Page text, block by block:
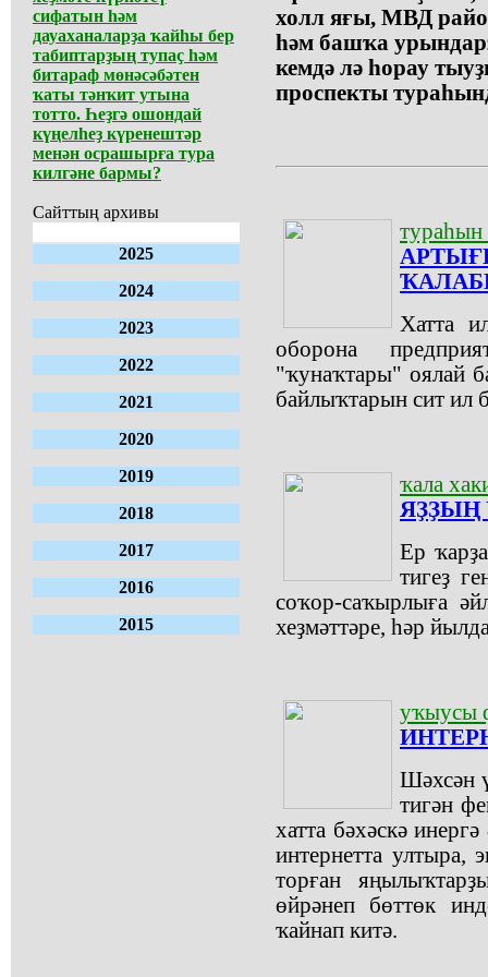
сифатын һәм
дауаханаларҙа ҡайһы бер
табиптарҙың тупаҫ һәм
битараф мөнәсәбәтен
ҡаты тәнҡит утына
тотто. Һеҙгә ошондай
күңелһеҙ күренештәр
менән осрашырға тура
килгәне бармы?
Сайттың архивы
2025
2024
2023
2022
2021
2020
2019
2018
2017
2016
2015
холл яғы, МВД
һәм башҡа
кемдә лә һорау
проспекты
тураһын
Хатта
оборона
"ҡунаҡтары" оялай
байлыҡтарын сит ил
ҡала
ЯҘҘЫҢ
Ер
тигеҙ
соҡор-саҡырлыға
хеҙмәттәре, һәр
уҡыусы
Шәхсән
тигән
хатта бәхәскә
интернетта ултыра,
торған
өйрәнеп бөттөк
ҡайнап китә.